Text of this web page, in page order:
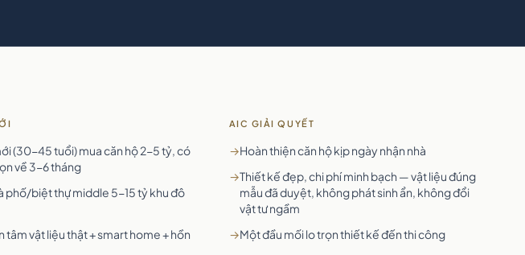
(30-45 tuổi) mua căn hộ 2-5 tỷ, có
về 3-6 tháng
phố/biệt thự middle 5-15 tỷ khu đô
tâm vật liệu thật + smart home + hồn
AIC GIẢI QUYẾT
→Hoàn thiện căn hộ kịp ngày nhận nhà
→Thiết kế đẹp, chi phí minh bạch — vật liệu đúng
mẫu đã duyệt, không phát sinh ẩn, không đổi
vật tư ngầm
→Một đầu mối lo trọn thiết kế đến thi công